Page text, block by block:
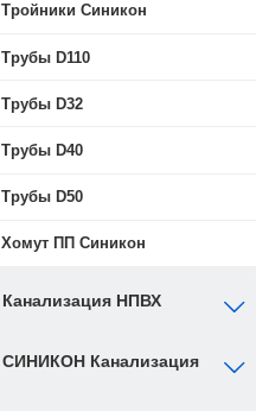
Тройники Синикон
Трубы D110
Трубы D32
Трубы D40
Трубы D50
Хомут ПП Синикон
Канализация НПВХ
СИНИКОН Канализация